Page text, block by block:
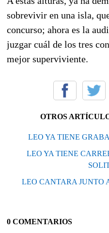
sobrevivir en una isla,
concurso; ahora es la
juzgar cuál de los tres
mejor superviviente.
OTROS
LEO YA TIENE
LEO YA TIENE
LEO CANTARA JUNTO
0 COMENTARIOS